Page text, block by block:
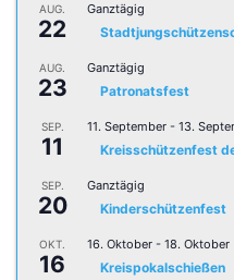
AUG.
22
Ganztägig
AUG.
23
Ganztägig
Patronatsfest
SEP.
11
11. September - 13.
Kreisschützenfest
SEP.
20
Ganztägig
Kinderschützenfest
OKT.
16
16. Oktober - 18. Oktober
Kreispokalschießen